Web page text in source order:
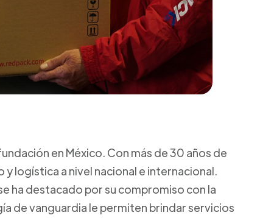
en México. Con más de 30 años de
logística a nivel nacional e internacional.
ha destacado por su compromiso con la
de vanguardia le permiten brindar servicios